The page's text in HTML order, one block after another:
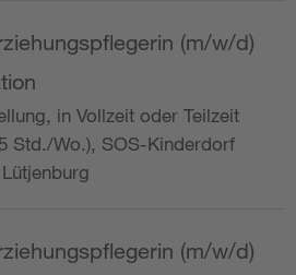
(m/w/d)
in Vollzeit oder Teilzeit
Std./Wo.), SOS-Kinderdorf
(m/w/d)